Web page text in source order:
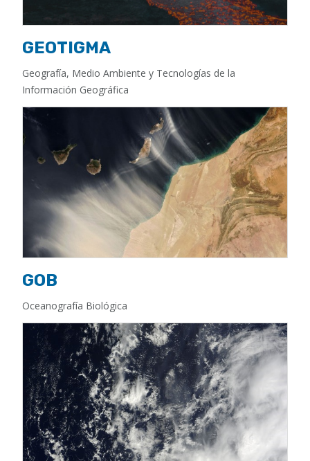
GEOTIGMA
Geografía, Medio Ambiente y Tecnologías de la
Información Geográfica
GOB
Oceanografía Biológica